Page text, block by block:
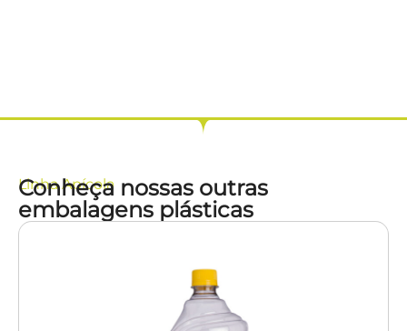
LinhaApícola
Conheça nossas outras
embalagens plásticas